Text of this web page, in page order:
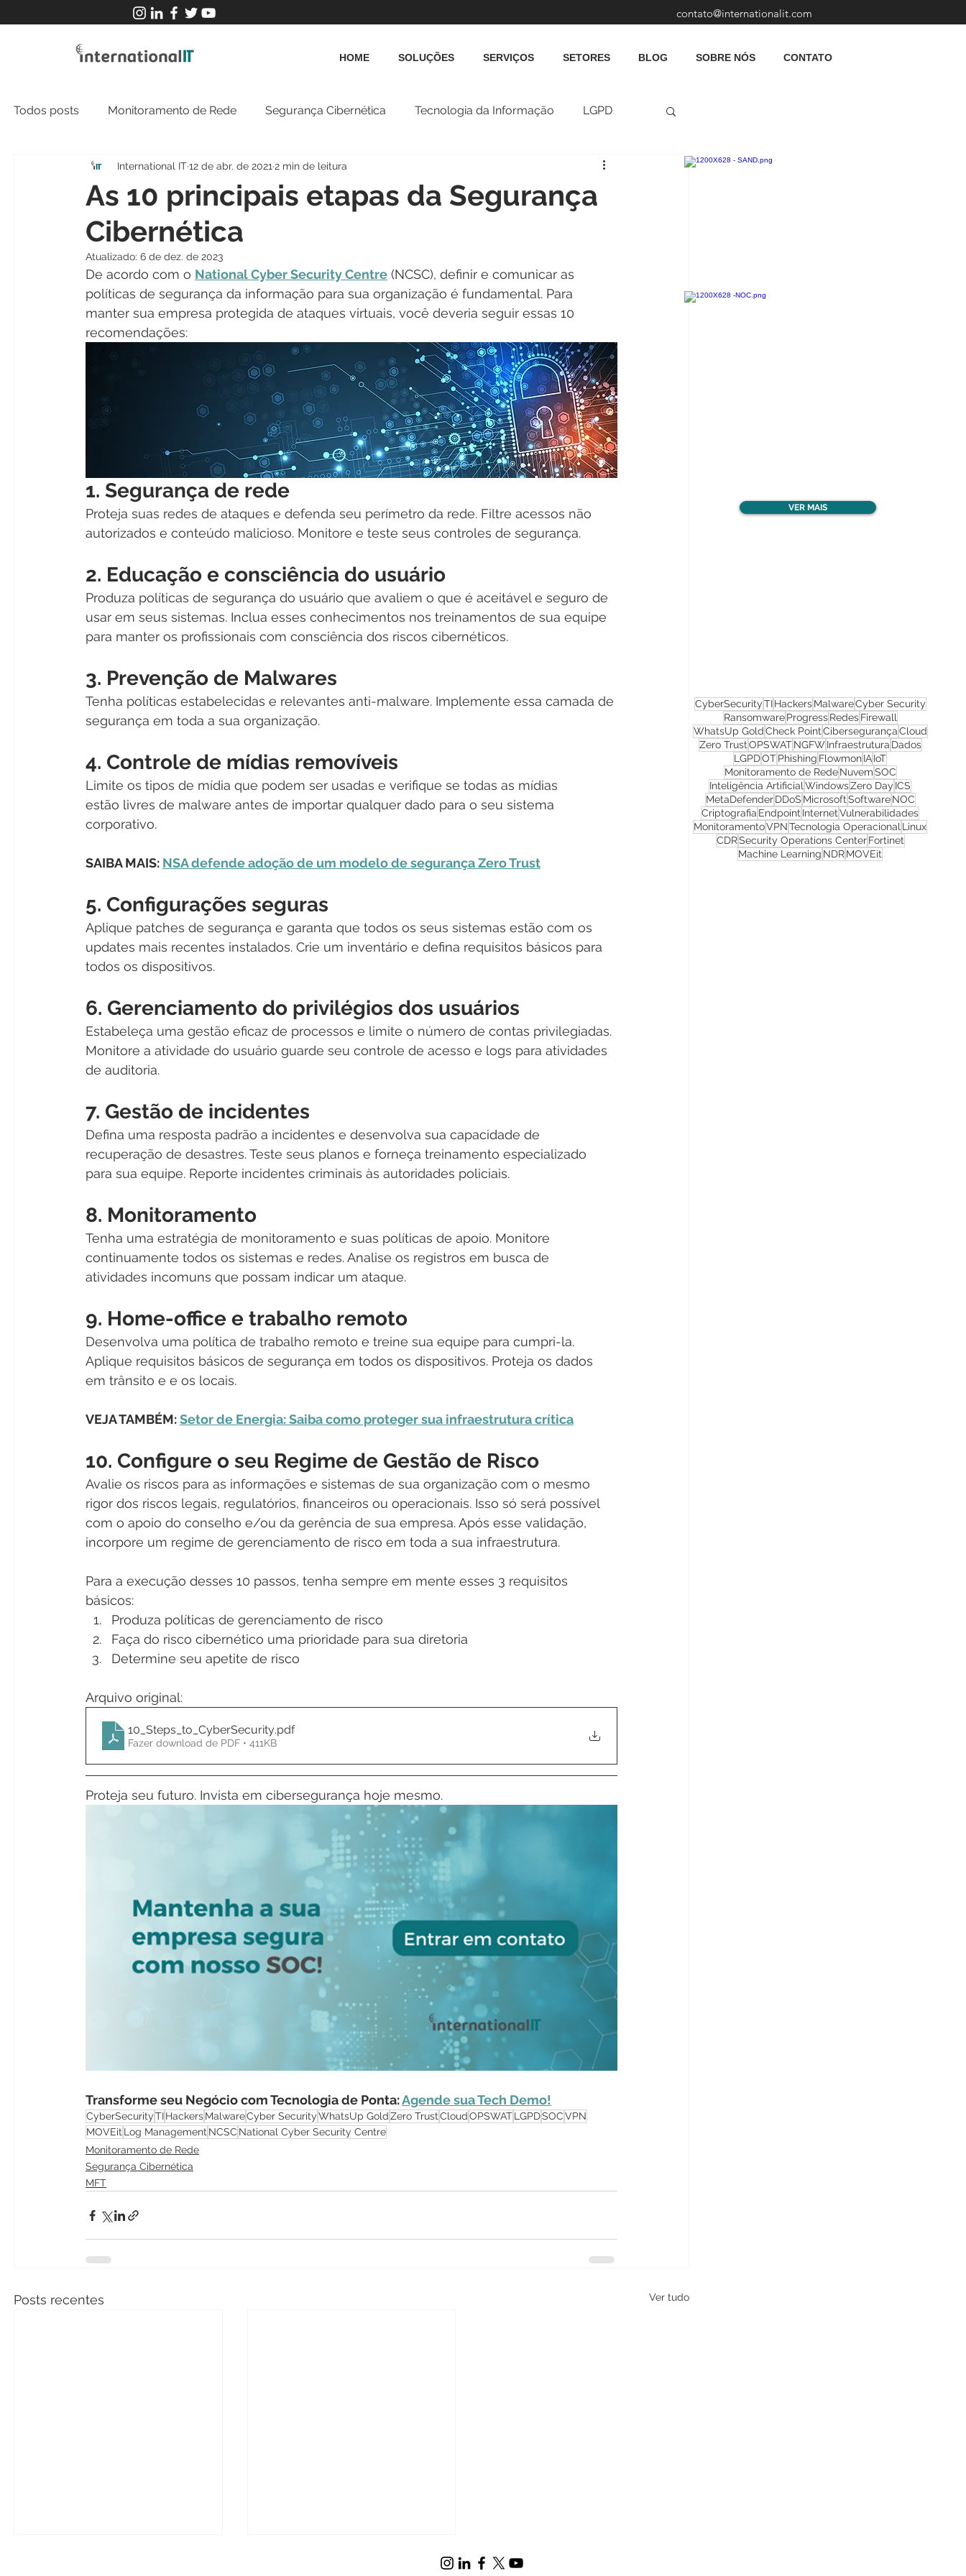
contato@internationalit.com
HOME SOLUÇÕES SERVIÇOS SETORES BLOG SOBRE NÓS CONTATO
Todos posts Monitoramento de Rede Segurança Cibernética Tecnologia da Informação LGPD
NOC Tecnologia Operacional
As 10 principais etapas da Segurança
Cibernética
International IT12 de abr. de 2021 2 min de leitura
Atualizado: 6 de dez. de 2023
De acordo com o National Cyber Security Centre (NCSC), definir e comunicar as
políticas de segurança da informação para sua organização é fundamental. Para
manter sua empresa protegida de ataques virtuais, você deveria seguir essas 10
recomendações:
1. Segurança de rede
Proteja suas redes de ataques e defenda seu perímetro da rede. Filtre acessos não
autorizados e conteúdo malicioso. Monitore e teste seus controles de segurança.
2. Educação e consciência do usuário
Produza políticas de segurança do usuário que avaliem o que é aceitável e seguro de
usar em seus sistemas. Inclua esses conhecimentos nos treinamentos de sua equipe
para manter os profissionais com consciência dos riscos cibernéticos.
3. Prevenção de Malwares
Tenha políticas estabelecidas e relevantes anti-malware. Implemente essa camada de
segurança em toda a sua organização.
4. Controle de mídias removíveis
Limite os tipos de mídia que podem ser usadas e verifique se todas as mídias
estão livres de malware antes de importar qualquer dado para o seu sistema
corporativo.
SAIBA MAIS: NSA defende adoção de um modelo de segurança Zero Trust
5. Configurações seguras
Aplique patches de segurança e garanta que todos os seus sistemas estão com os
updates mais recentes instalados. Crie um inventário e defina requisitos básicos para
todos os dispositivos.
6. Gerenciamento do privilégios dos usuários
Estabeleça uma gestão eficaz de processos e limite o número de contas privilegiadas.
Monitore a atividade do usuário guarde seu controle de acesso e logs para atividades
de auditoria.
7. Gestão de incidentes
Defina uma resposta padrão a incidentes e desenvolva sua capacidade de
recuperação de desastres. Teste seus planos e forneça treinamento especializado
para sua equipe. Reporte incidentes criminais às autoridades policiais.
8. Monitoramento
Tenha uma estratégia de monitoramento e suas políticas de apoio. Monitore
continuamente todos os sistemas e redes. Analise os registros em busca de
atividades incomuns que possam indicar um ataque.
9. Home-office e trabalho remoto
Desenvolva uma política de trabalho remoto e treine sua equipe para cumpri-la.
Aplique requisitos básicos de segurança em todos os dispositivos. Proteja os dados
em trânsito e e os locais.
VEJA TAMBÉM: Setor de Energia: Saiba como proteger sua infraestrutura crítica
10. Configure o seu Regime de Gestão de Risco
Avalie os riscos para as informações e sistemas de sua organização com o mesmo
rigor dos riscos legais, regulatórios, financeiros ou operacionais. Isso só será possível
com o apoio do conselho e/ou da gerência de sua empresa. Após esse validação,
incorpore um regime de gerenciamento de risco em toda a sua infraestrutura.
Para a execução desses 10 passos, tenha sempre em mente esses 3 requisitos
básicos:
Produza políticas de gerenciamento de risco
Faça do risco cibernético uma prioridade para sua diretoria
Determine seu apetite de risco
Arquivo original:
10_Steps_to_CyberSecurity.pdf
Fazer download de PDF • 411KB
Proteja seu futuro. Invista em cibersegurança hoje mesmo.
Transforme seu Negócio com Tecnologia de Ponta: Agende sua Tech Demo!
CyberSecurityTIHackersMalwareCyber SecurityWhatsUp GoldZero TrustCloudOPSWATLGPDSOCVPN
MOVEit Log Management NCSC National Cyber Security Centre
Monitoramento de Rede
Segurança Cibernética
MFT
Posts recentes Ver tudo
CyberSecurityTI Hackers MalwareCyber Security
Ransomware Progress Redes Firewall
WhatsUp GoldCheck PointCibersegurançaCloud
Zero TrustOPSWAT NGFW Infraestrutura Dados
LGPDOTPhishing FlowmonIAIoT
Monitoramento de Rede NuvemSOC
Inteligência Artificial WindowsZero Day ICS
MetaDefender DDoS MicrosoftSoftware NOC
Criptografia Endpoint InternetVulnerabilidades
MonitoramentoVPNTecnologia Operacional Linux
CDRSecurity Operations Center Fortinet
Machine Learning NDRMOVEit
VER MAIS